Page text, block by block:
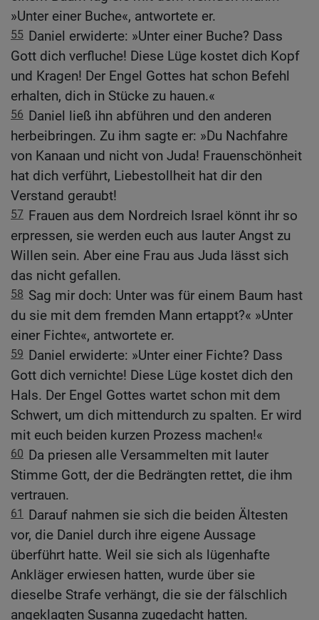
»Unter einer Buche«, antwortete er.
55 Daniel erwiderte: »Unter einer Buche? Dass
Gott dich verfluche! Diese Lüge kostet dich Kopf
und Kragen! Der Engel Gottes hat schon Befehl
erhalten, dich in Stücke zu hauen.«
56 Daniel ließ ihn abführen und den anderen
herbeibringen. Zu ihm sagte er: »Du Nachfahre
von Kanaan und nicht von Juda! Frauenschönheit
hat dich verführt, Liebestollheit hat dir den
Verstand geraubt!
57 Frauen aus dem Nordreich Israel könnt ihr so
erpressen, sie werden euch aus lauter Angst zu
Willen sein. Aber eine Frau aus Juda lässt sich
das nicht gefallen.
58 Sag mir doch: Unter was für einem Baum hast
du sie mit dem fremden Mann ertappt?« »Unter
einer Fichte«, antwortete er.
59 Daniel erwiderte: »Unter einer Fichte? Dass
Gott dich vernichte! Diese Lüge kostet dich den
Hals. Der Engel Gottes wartet schon mit dem
Schwert, um dich mittendurch zu spalten. Er wird
mit euch beiden kurzen Prozess machen!«
60 Da priesen alle Versammelten mit lauter
Stimme Gott, der die Bedrängten rettet, die ihm
vertrauen.
61
Darauf nahmen sie sich die beiden Ältesten
vor, die Daniel durch ihre eigene Aussage
überführt hatte. Weil sie sich als lügenhafte
Ankläger erwiesen hatten, wurde über sie
dieselbe Strafe verhängt, die sie der fälschlich
angeklagten Susanna zugedacht hatten.